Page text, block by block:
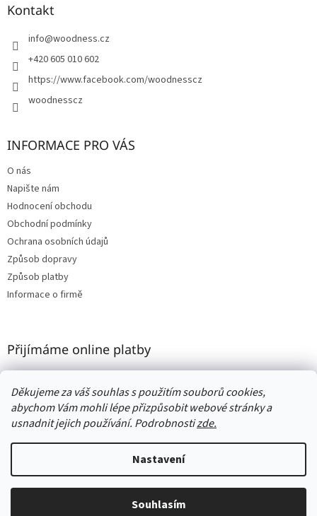
Děkujeme za váš souhlas s použitím souborů cookies,
abychom Vám mohli lépe přizpůsobit webové stránky a
usnadnit jejich používání. Podrobnostizde.
Nastavení
Souhlasím
Kontakt
info@woodness.cz
+420 605 010 602
https://www.facebook.com/woodnesscz
woodnesscz
INFORMACE PRO VÁS
O nás
Napište nám
Hodnocení obchodu
Obchodní podmínky
Ochrana osobních údajů
Způsob dopravy
Způsob platby
Informace o firmě
Přijímáme online platby
Vytvořil Shoptet
Copyright 2026Woodness. Všechna práva vyhrazena.Upravit
nastavení cookies